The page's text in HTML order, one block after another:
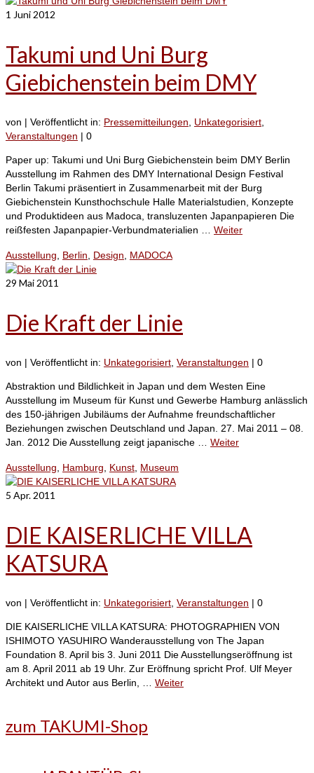
1 Juni 2012
Takumi und Uni Burg
Giebichenstein beim DMY
von | Veröffentlicht in: Pressemitteilungen Unkategorisiert
Veranstaltungen | 0
Paper up: Takumi und Uni Burg Giebichenstein beim DMY Berlin
Ausstellung im Rahmen des DMY International Design Festival
Berlin Takumi präsentiert in Zusammenarbeit mit der Burg
Giebichenstein Kunsthochschule Halle Materialstudien, Konzepte
und Produktideen aus Madoca, transluzenten Japanpapieren Die
reißfesten Japanpapier-Verbundmaterialien … Weiter
Ausstellung Berlin Design MADOCA
29 Mai 2011
Die Kraft der Linie
von | Veröffentlicht in: Unkategorisiert Veranstaltungen | 0
Abstraktion und Bildlichkeit in Japan und dem Westen Eine
Ausstellung im Museum für Kunst und Gewerbe Hamburg anlässlich
des 150-jährigen Jubiläums der Aufnahme freundschaftlicher
Beziehungen zwischen Deutschland und Japan. 27. Mai 2011 – 08.
Jan. 2012 Die Ausstellung zeigt japanische … Weiter
Ausstellung Hamburg Kunst Museum
5 Apr. 2011
DIE KAISERLICHE VILLA
KATSURA
von | Veröffentlicht in: Unkategorisiert, Veranstaltungen | 0
DIE KAISERLICHE VILLA KATSURA: PHOTOGRAPHIEN VON
ISHIMOTO YASUHIRO Wanderausstellung von The Japan
Foundation 8. April bis 3. Juni 2011 Die Ausstellungseröffnung ist
am 8. April 2011 ab 19 Uhr. Zur Eröffnung spricht Prof. Ulf Meyer
Architekt und Autor aus Berlin, … Weiter
zum TAKUMI-Shop